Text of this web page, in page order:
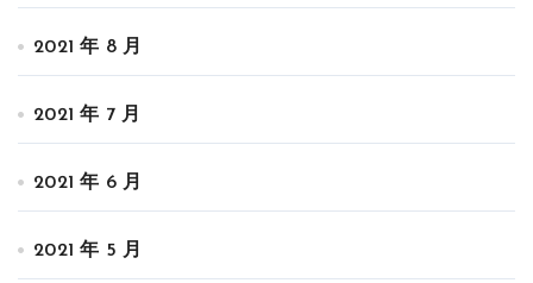
2021 年 8 月
2021 年 7 月
2021 年 6 月
2021 年 5 月